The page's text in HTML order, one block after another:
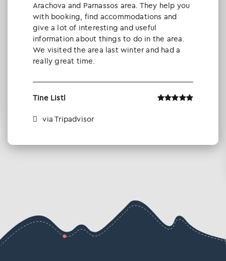
Arachova and Parnassos area. They help you
with booking, find accommodations and
give a lot of interesting and useful
information about things to do in the area.
We visited the area last winter and had a
really great time.
Tine Listl
via Tripadvisor